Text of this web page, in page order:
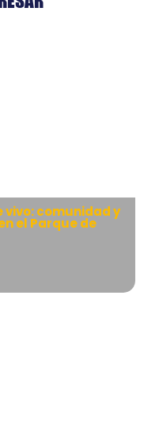
vivo: comunidad y
el Parque de